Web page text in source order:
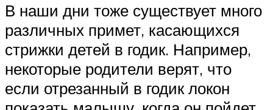
В наши дни тоже существует много
различных примет, касающихся
стрижки детей в годик. Например,
некоторые родители верят, что
если отрезанный в годик локон